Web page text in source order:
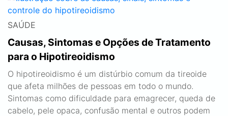
SAÚDE
Causas, Sintomas e Opções de Tratamento
para o Hipotireoidismo
O hipotireoidismo é um distúrbio comum da tireoide
que afeta milhões de pessoas em todo o mundo.
Sintomas como dificuldade para emagrecer, queda de
cabelo, pele opaca, confusão mental e outros podem